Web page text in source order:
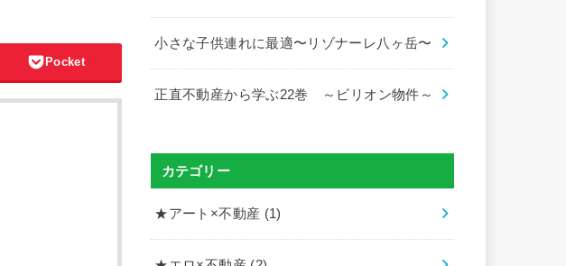
Pocket
小さな子供連れに最適〜リゾナーレ八ヶ岳〜
正直不動産から学ぶ22巻 ～ビリオン物件～
カテゴリー
★アート×不動産 (1)